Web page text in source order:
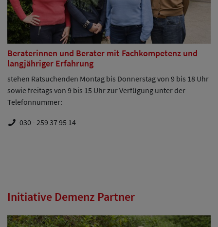
Beraterinnen und Berater mit Fachkompetenz und
langjähriger Erfahrung
stehen Ratsuchenden Montag bis Donnerstag von 9 bis 18 Uhr
sowie freitags von 9 bis 15 Uhr zur Verfügung unter der
Telefonnummer:
030 - 259 37 95 14
Initiative Demenz Partner